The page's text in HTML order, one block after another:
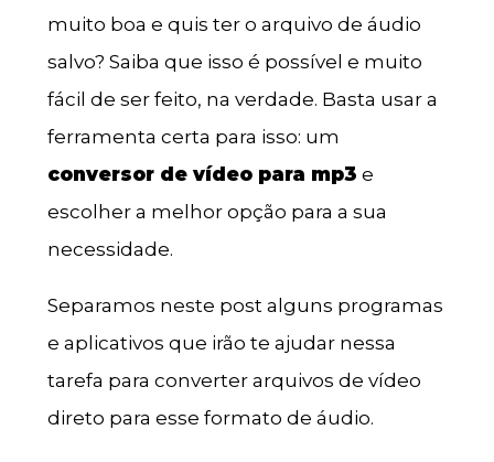
muito boa e quis ter o arquivo de áudio
salvo? Saiba que isso é possível e muito
fácil de ser feito, na verdade. Basta usar a
ferramenta certa para isso: um
conversor de vídeo para mp3 e
escolher a melhor opção para a sua
necessidade.
Separamos neste post alguns programas
e aplicativos que irão te ajudar nessa
tarefa para converter arquivos de vídeo
direto para esse formato de áudio.